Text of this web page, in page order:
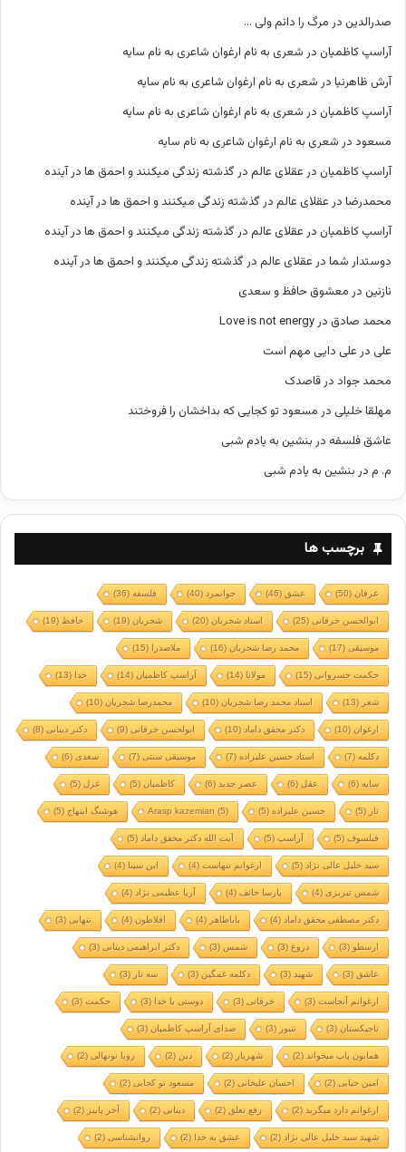
صدرالدین در مرگ را دانم ولی …
آراسپ کاظمیان در شعری به نام ارغوان شاعری به نام سایه
آرش ظاهرنیا در شعری به نام ارغوان شاعری به نام سایه
آراسپ کاظمیان در شعری به نام ارغوان شاعری به نام سایه
مسعود در شعری به نام ارغوان شاعری به نام سایه
آراسپ کاظمیان در عقلای عالم در گذشته زندگی میکنند و احمق ها در آینده
محمدرضا در عقلای عالم در گذشته زندگی میکنند و احمق ها در آینده
آراسپ کاظمیان در عقلای عالم در گذشته زندگی میکنند و احمق ها در آینده
دوستدار شما در عقلای عالم در گذشته زندگی میکنند و احمق ها در آینده
نازنین در معشوق حافظ و سعدی
محمد صادق درLove is not energy
علی در علی دایی مهم است
محمد جواد درقاصدک
مهلقا خلیلی در مسعود تو کجایی که بداخشان را فروختند
عاشق فلسفه در بنشین به یادم شبی
م. م در بنشین به یادم شبی
برچسب ها
عرفان(50) عشق(46) جوانمرد(40) فلسفه(36)
ابوالحسن خرقانی(25) استاد شجریان(20) شجریان(19) حافظ(19)
موسیقی(17) محمد رضا شجریان(16) ملاصدرا (15)
حکمت خسروانی(15) مولانا (14) آراسپ کاظمیان(14) خدا (13)
شعر (13) استاد محمد رضا شجریان(10) محمدرضا شجریان(10)
ارغوان(10) دکتر محقق داماد(10) ابولحسن خرقانی(9) دکتر دینانی(8)
دکلمه(7) استاد حسین علیزاده(7) موسیقی سنتی(7) سعدی(6)
سایه(6) عقل(6) عصر جدید(6) کاظمیان(5) غزل(5)
تار (5) حسین علیزاده(5)
Arasp kazemian (5) هوشنگ ابتهاج(5)
فیلسوف(5) آراسپ(5) آیت الله دکتر محقق داماد(5)
سید خلیل عالی نژاد(5) ارغوانم تنهاست(4) ابن سینا (4)
شمس تبریزی(4) پارسا خائف(4) آریا عظیمی نژاد(4)
دکتر مصطفی محقق داماد(4) باباطاهر (4) افلاطون(4) تنهایی(3)
ارسطو (3) دروغ(3) شمس(3) دکتر ابراهیمی دینانی(3)
عاشق(3) شهید(3) دکلمه غمگین(3) سه تار (3)
ارغوانم آنجاست(3) خرقانی(3) دوستی با خدا (3) حکمت(3)
تاجیکستان(3) تنبور (3) صدای آراسپ کاظمیان(3)
همایون پاپ میخواند(2) شهریار (2) دین(2) رویا نونهالی(2)
امین حیایی(2) احسان علیخانی(2) مسعود تو کجایی(2)
ارغوانم دارد میگرید(2) رفع تعلق(2) دینانی(2) آخر پاییز (2)
شهید سید خلیل عالی نژاد(2) عشق به خدا (2) روانشناسی(2)